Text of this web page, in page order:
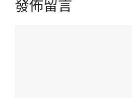
發佈留言